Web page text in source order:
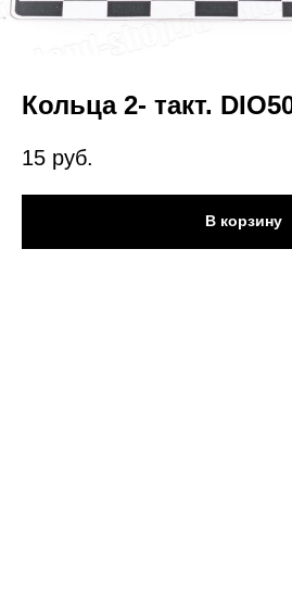
Кольца 2- такт.
15 руб.
В корзину